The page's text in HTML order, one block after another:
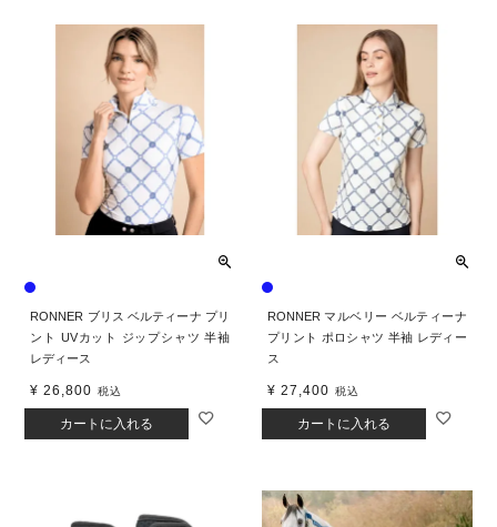
RONNER ブリス ベルティーナ プリ
ント UVカット ジップシャツ 半袖
レディース
¥ 26,800 税込
カートに入れる
RONNER マルベリー ベルティーナ
プリント ポロシャツ 半袖 レディー
ス
¥ 27,400 税込
カートに入れる